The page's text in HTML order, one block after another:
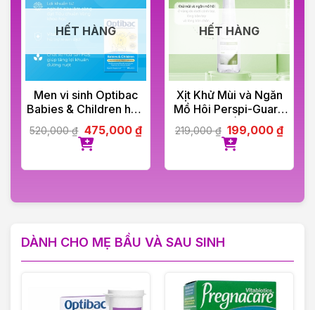
HẾT HÀNG
Men vi sinh Optibac
Babies & Children hộp
30 gói
520,000₫ 475,000 ₫
HẾT HÀNG
Xịt Khử Mùi và Ngăn
Mồ Hôi Perspi-Guard
Hiệu Quả Tối Ưu 30ml
219,000₫ 199,000₫
DÀNH CHO MẸ BẦU VÀ SAU SINH